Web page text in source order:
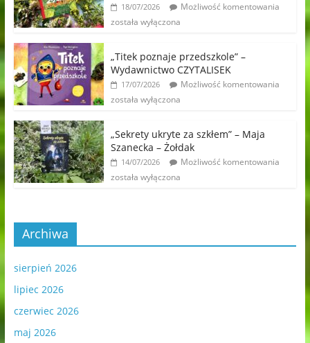
18/07/2026
Możliwość komentowania
została wyłączona
„Titek poznaje przedszkole” –
Wydawnictwo CZYTALISEK
17/07/2026
Możliwość komentowania
została wyłączona
„Sekrety ukryte za szkłem” – Maja
Szanecka – Żołdak
14/07/2026
Możliwość komentowania
została wyłączona
Archiwa
sierpień 2026
lipiec 2026
czerwiec 2026
maj 2026